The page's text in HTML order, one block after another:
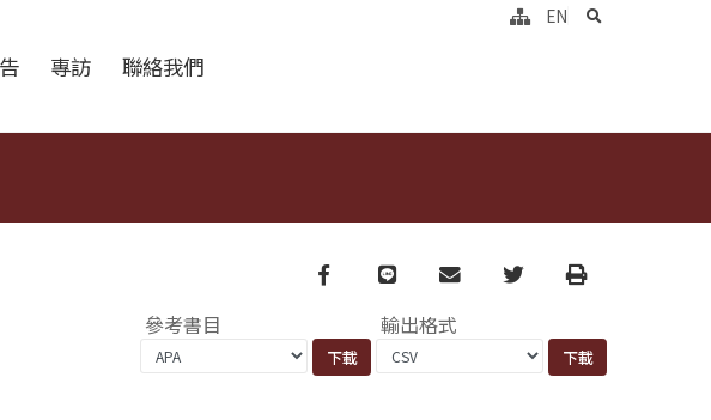
專訪 聯絡我們
EN search
Facebook
line email TwitterPrint
參考書目 輸出格式